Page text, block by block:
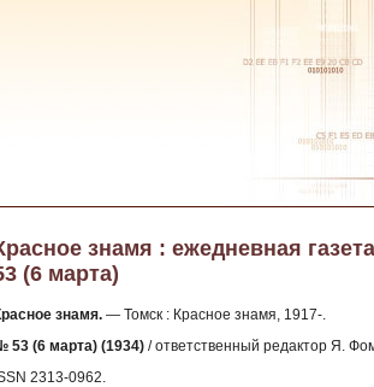
знамя : ежедневная
(6 марта)
знамя. — Томск : Красное знамя, 1917-.
53 (6 марта) (1934) / ответственный редактор Я.
2313-0962.